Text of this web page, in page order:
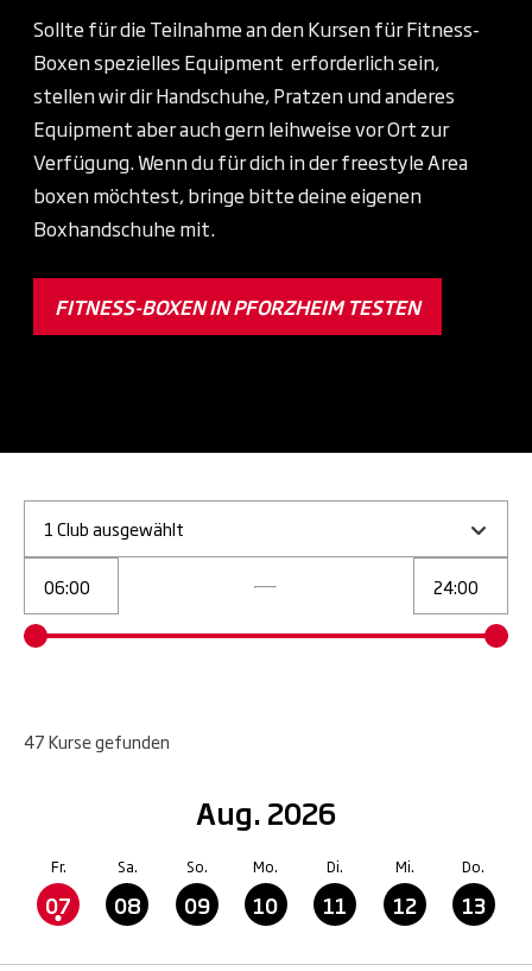
Sollte für die Teilnahme an den Kursen für Fitness-
Boxen spezielles Equipment erforderlich sein,
stellen wir dir Handschuhe, Pratzen und anderes
Equipment aber auch gern leihweise vor Ort zur
Verfügung.Wenn du für dich in der freestyle Area
boxen möchtest, bringe bitte deine eigenen
Boxhandschuhe mit.
FITNESS-BOXEN IN PFORZHEIM TESTEN
1 Club ausgewählt
47Kursegefunden
Aug. 2026
Fr.
07
Sa.
08
So.
09
Mo.
10
Di.
11
Mi.
12
Do.
13